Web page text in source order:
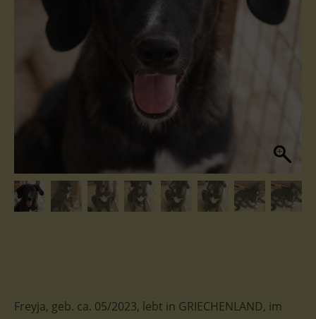
Freyja, geb. ca. 05/2023, lebt in GRIECHENLAND, im